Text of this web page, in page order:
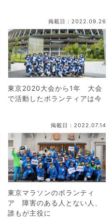
掲載日：2022.09.26
東京2020大会から1年 大会
で活動したボランティアは今
掲載日：2022.07.14
東京マラソンのボランティ
ア 障害のある人とない人、
誰もが主役に